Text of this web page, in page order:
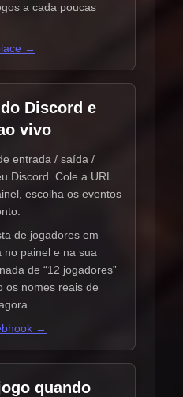
a cada poucas
→
Discord e
vivo
entrada / saída /
Discord. Cole a URL
escolha os eventos
de jogadores em
no painel e na sua
de “12 jogadores”
os nomes reais de
→
quando